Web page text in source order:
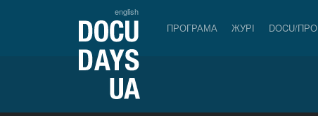
english
ПРОГРАМА ЖУРІ DOCU/ПРО